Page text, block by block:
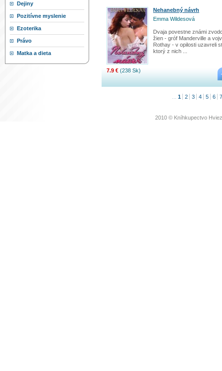
Dejiny
Pozitívne myslenie
Ezoterika
Právo
Matka a dieta
Nehanebný návrh
Emma Wildesová
Dvaja povestne známi
žien - gróf Manderville a
Rothay - v opilosti uzavreli
ktorý z nich ...
7.9 € (238 Sk)
1 2 3 4 5 6 7
2010 © Kníhkupectvo